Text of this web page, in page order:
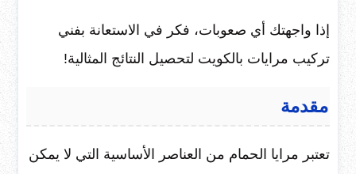
إذا واجهتك أي صعوبات، فكر في الاستعانة بفني
تركيب مرايات بالكويت لتحصيل النتائج المثالية!
مقدمة
تعتبر مرايا الحمام من العناصر الأساسية التي لا يمكن